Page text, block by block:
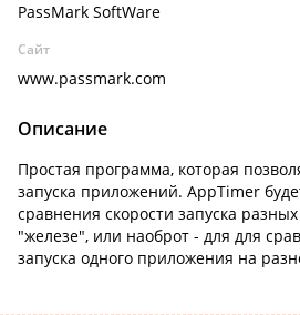
PassMark SoftWare
Сайт
www.passmark.com
Описание
Простая программа, которая
запуска приложений. AppTimer
сравнения скорости запуска
"железе", или наоброт - для для
запуска одного приложения на